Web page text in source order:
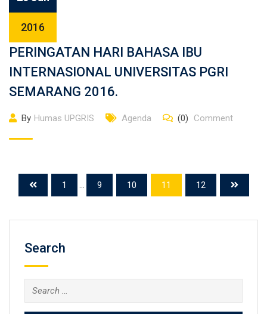
2016
PERINGATAN HARI BAHASA IBU
INTERNASIONAL UNIVERSITAS PGRI
SEMARANG 2016.
By Humas UPGRIS Agenda (0) Comment
1 ... 9 10 11 12
Search
Search
for: